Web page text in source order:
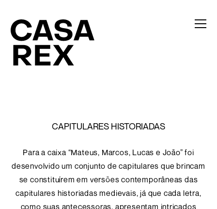
CAPITULARES HISTORIADAS
Para a caixa “Mateus, Marcos, Lucas e João” foi
desenvolvido um conjunto de capitulares que brincam
se constituírem em versões contemporâneas das
capitulares historiadas medievais, já que cada letra,
como suas antecessoras, apresentam intricados